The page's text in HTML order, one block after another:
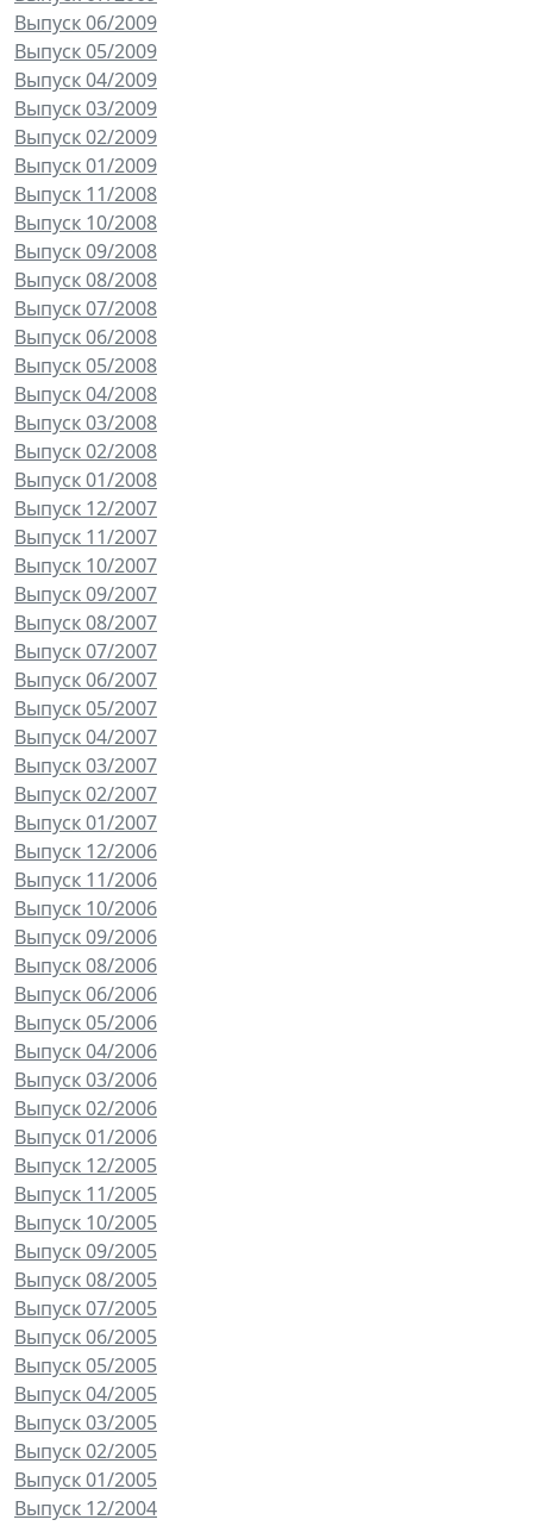
Выпуск 06/2009
Выпуск 05/2009
Выпуск 04/2009
Выпуск 03/2009
Выпуск 02/2009
Выпуск 01/2009
Выпуск 11/2008
Выпуск 10/2008
Выпуск 09/2008
Выпуск 08/2008
Выпуск 07/2008
Выпуск 06/2008
Выпуск 05/2008
Выпуск 04/2008
Выпуск 03/2008
Выпуск 02/2008
Выпуск 01/2008
Выпуск 12/2007
Выпуск 11/2007
Выпуск 10/2007
Выпуск 09/2007
Выпуск 08/2007
Выпуск 07/2007
Выпуск 06/2007
Выпуск 05/2007
Выпуск 04/2007
Выпуск 03/2007
Выпуск 02/2007
Выпуск 01/2007
Выпуск 12/2006
Выпуск 11/2006
Выпуск 10/2006
Выпуск 09/2006
Выпуск 08/2006
Выпуск 06/2006
Выпуск 05/2006
Выпуск 04/2006
Выпуск 03/2006
Выпуск 02/2006
Выпуск 01/2006
Выпуск 12/2005
Выпуск 11/2005
Выпуск 10/2005
Выпуск 09/2005
Выпуск 08/2005
Выпуск 07/2005
Выпуск 06/2005
Выпуск 05/2005
Выпуск 04/2005
Выпуск 03/2005
Выпуск 02/2005
Выпуск 01/2005
Выпуск 12/2004